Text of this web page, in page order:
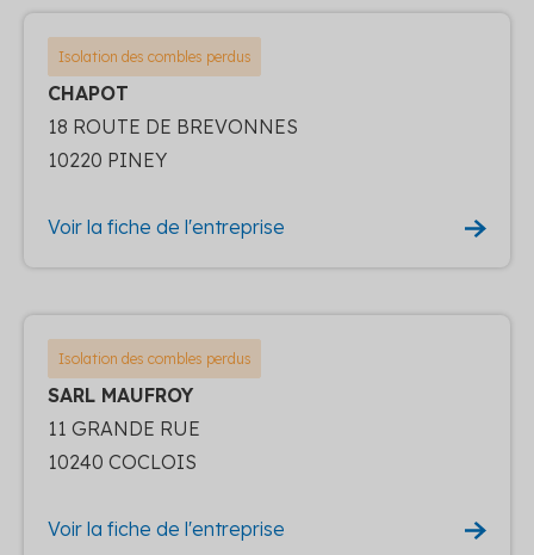
Isolation des combles perdus
CHAPOT
18 ROUTE DE BREVONNES
10220 PINEY
Voir la fiche de l'entreprise
Isolation des combles perdus
SARL MAUFROY
11 GRANDE RUE
10240 COCLOIS
Voir la fiche de l'entreprise